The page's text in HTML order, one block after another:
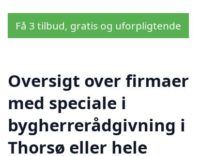
Få 3 tilbud, gratis og uforpligtende
Oversigt over firmaer
med speciale i
bygherrerådgivning i
Thorsø eller hele